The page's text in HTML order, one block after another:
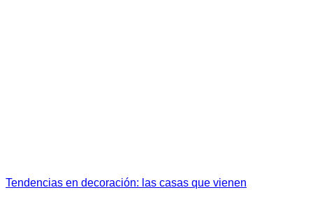
Tendencias en decoración: las casas que vienen